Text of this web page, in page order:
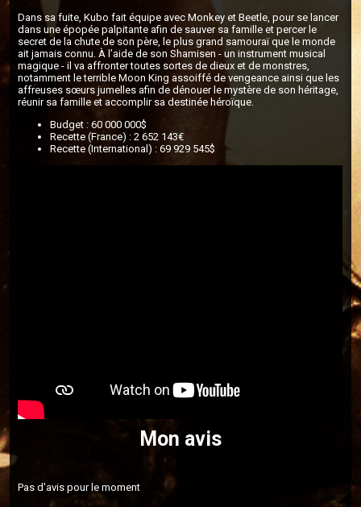
Dans sa fuite, Kubo fait équipe avec Monkey et Beetle, pour se lancer
dans une épopée palpitante afin de sauver sa famille et percer le
secret de la chute de son père, le plus grand samouraï que le monde
ait jamais connu. À l’aide de son Shamisen - un instrument musical
magique - il va affronter toutes sortes de dieux et de monstres,
notamment le terrible Moon King assoiffé de vengeance ainsi que les
affreuses sœurs jumelles afin de dénouer le mystère de son héritage,
réunir sa famille et accomplir sa destinée héroïque.
Budget : 60 000 000$
Recette (France) : 2 652 143€
Recette (International) : 69 929 545$
Mon avis
Pas d'avis pour le moment